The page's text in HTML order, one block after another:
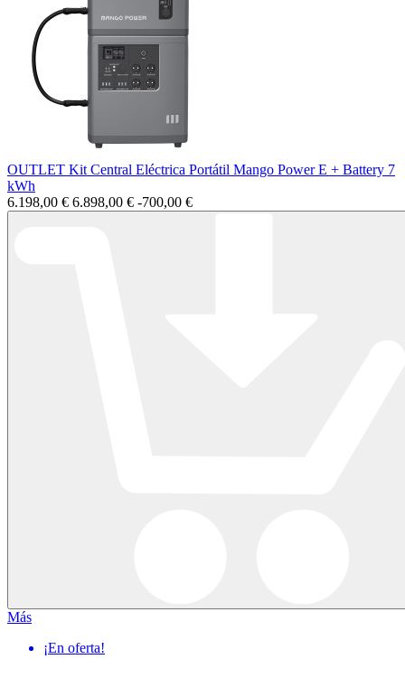
OUTLET Kit Central Eléctrica Portátil Mango Power E + Battery 7
kWh
6.198,00 € 6.898,00 € -700,00 €
Más
¡En oferta!